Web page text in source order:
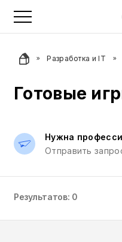
Разработка и IT
Готовые
Нужна
Отправить
Результатов: 0